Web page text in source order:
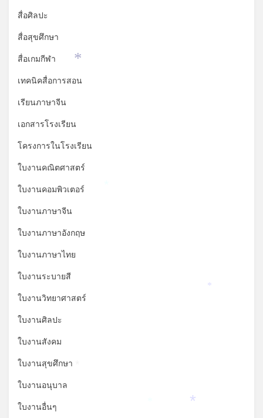
สื่อศิลปะ
สื่อสุขศึกษา
สื่อเกมกีฬา
เทคนิคสื่อการสอน
เรียนภาษาจีน
เอกสารโรงเรียน
โครงการในโรงเรียน
ใบงานคณิตศาสตร์
ใบงานคอมพิวเตอร์
ใบงานภาษาจีน
ใบงานภาษาอังกฤษ
ใบงานภาษาไทย
ใบงานระบายสี
ใบงานวิทยาศาสตร์
ใบงานศิลปะ
ใบงานสังคม
ใบงานสุขศึกษา
ใบงานอนุบาล
ใบงานอื่นๆ